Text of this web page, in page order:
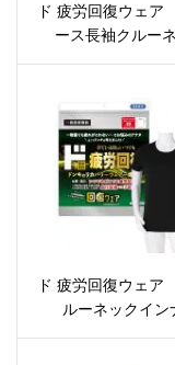
ド 疲労回復ウェア
ース長袖クルー
ド 疲労回復ウェ
ルーネックイン